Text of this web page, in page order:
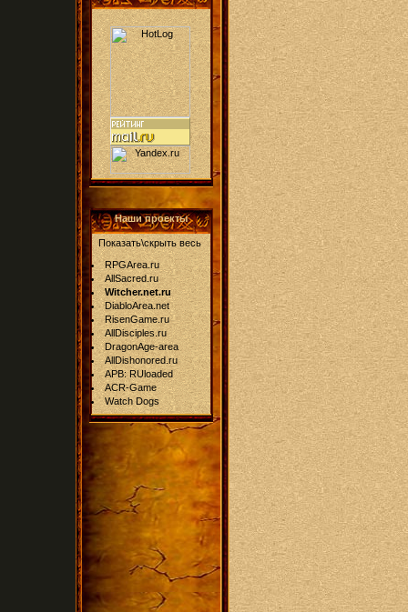
Наши проекты
Показать\скрыть весь
RPGArea.ru
AllSacred.ru
Witcher.net.ru
DiabloArea.net
RisenGame.ru
AllDisciples.ru
DragonAge-area
AllDishonored.ru
APB: RUloaded
ACR-Game
Watch Dogs